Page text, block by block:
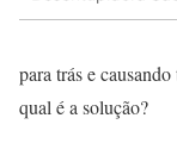
para trás e
qual é a solução?